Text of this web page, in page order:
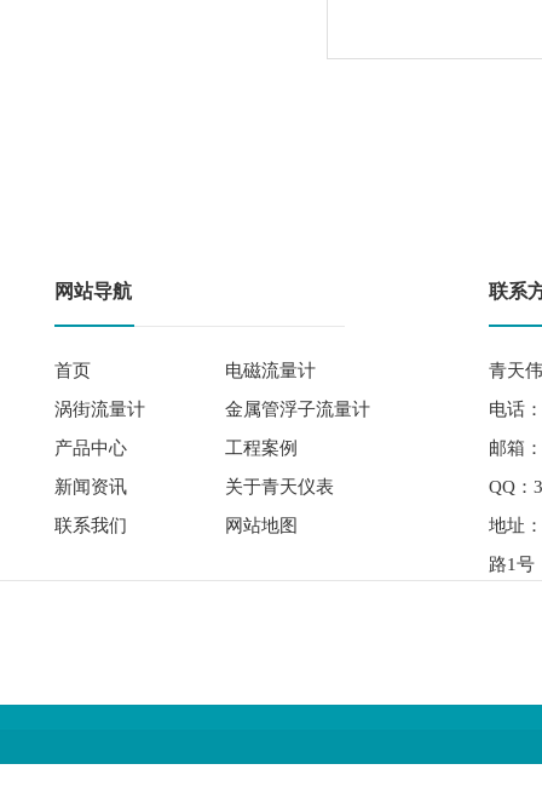
网站导航
首页
电磁流量计
涡街流量计
金属管浮子流量计
产品中心
工程案例
新闻资讯
关于青天仪表
联系我们
网站地图
联系
青天
电话
邮箱
QQ：
地址
路1号